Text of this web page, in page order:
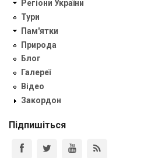
Регіони України
Тури
Пам'ятки
Природа
Блог
Галереї
Відео
Закордон
Підпишіться